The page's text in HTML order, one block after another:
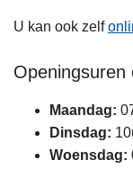
U kan ook zelf
Openingsuren
Maandag:
Dinsdag:
Woensdag: